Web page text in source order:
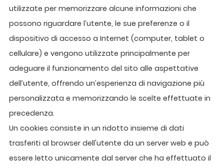
utilizzate per memorizzare alcune informazioni che
possono riguardare l’utente, le sue preferenze o il
dispositivo di accesso a Internet (computer, tablet o
cellulare) e vengono utilizzate principalmente per
adeguare il funzionamento del sito alle aspettative
dell’utente, offrendo un’esperienza di navigazione più
personalizzata e memorizzando le scelte effettuate in
precedenza.
Un cookies consiste in un ridotto insieme di dati
trasferiti al browser dell'utente da un server web e può
essere letto unicamente dal server che ha effettuato il